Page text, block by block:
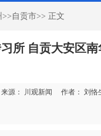
>> 自贡市>> 正文
所 自贡大安区
来源： 川观新闻 作者： 刘恪